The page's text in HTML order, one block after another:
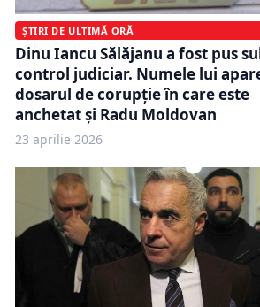
ȘTIRI DE ULTIMĂ ORĂ
Dinu Iancu Sălăjanu a fost pus
control judiciar. Numele lui
dosarul de corupţie în care este
anchetat şi Radu Moldovan
23 aprilie 2026